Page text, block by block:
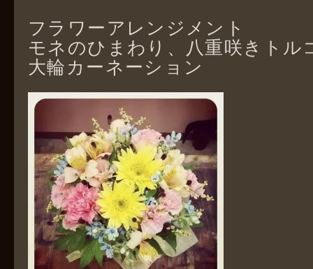
フラワーアレンジメント
モネのひまわり、八重咲きトル
大輪カーネーション